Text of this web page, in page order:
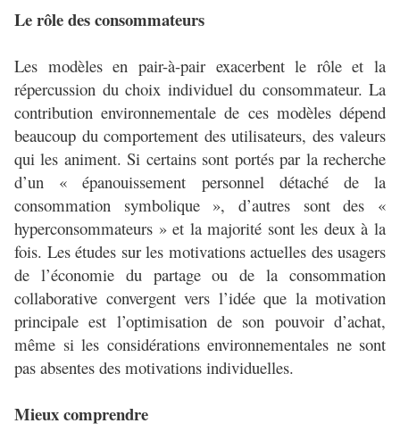
Le rôle des consommateurs
Les modèles en pair-à-pair exacerbent le rôle et la
répercussion du choix individuel du consommateur. La
contribution environnementale de ces modèles dépend
beaucoup du comportement des utilisateurs, des valeurs
qui les animent. Si certains sont portés par la recherche
d’un « épanouissement personnel détaché de la
consommation symbolique », d’autres sont des «
hyperconsommateurs » et la majorité sont les deux à la
fois. Les études sur les motivations actuelles des usagers
de l’économie du partage ou de la consommation
collaborative convergent vers l’idée que la motivation
principale est l’optimisation de son pouvoir d’achat,
même si les considérations environnementales ne sont
pas absentes des motivations individuelles.
Mieux comprendre